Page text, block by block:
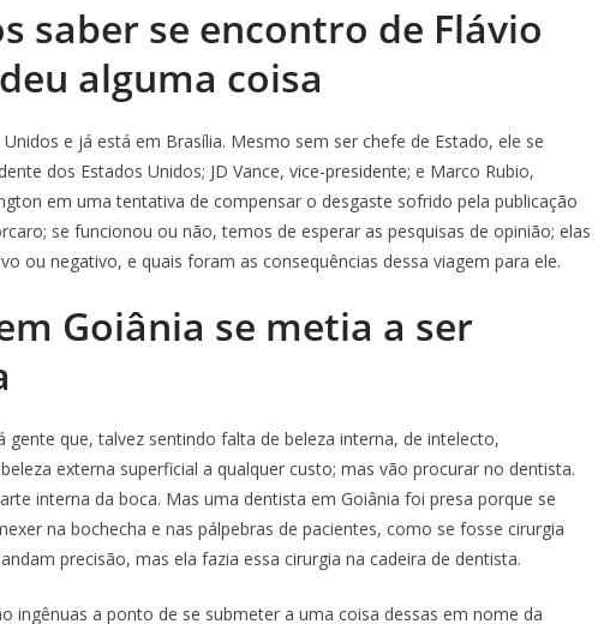
saber se encontro de Flávio
alguma coisa
e já está em Brasília. Mesmo sem ser chefe de Estado, ele se
dos Estados Unidos; JD Vance, vice-presidente; e Marco Rubio,
em uma tentativa de compensar o desgaste sofrido pela publicação
se funcionou ou não, temos de esperar as pesquisas de opinião; elas
ou negativo, e quais foram as consequências dessa viagem para ele.
Goiânia se metia a ser
gente que, talvez sentindo falta de beleza interna, de intelecto,
externa superficial a qualquer custo; mas vão procurar no dentista.
interna da boca. Mas uma dentista em Goiânia foi presa porque se
na bochecha e nas pálpebras de pacientes, como se fosse cirurgia
precisão, mas ela fazia essa cirurgia na cadeira de dentista.
ingênuas a ponto de se submeter a uma coisa dessas em nome da